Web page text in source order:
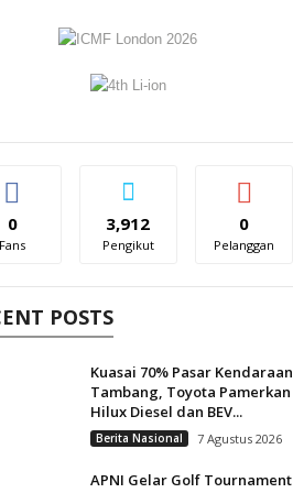
0
Fans
3,912
Pengikut
0
Pelanggan
POSTS
Kuasai 70% Pasar Kendaraan
Tambang, Toyota Pamerkan
Hilux Diesel dan BEV...
Berita Nasional 7 Agustus 2026
APNI Gelar Golf Tournament